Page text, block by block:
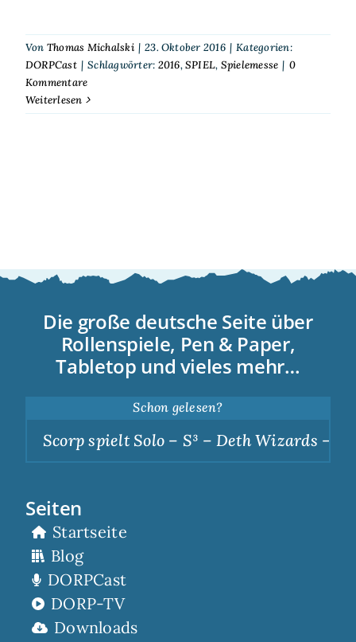
Von Thomas Michalski | 23. Oktober 2016 | Kategorien:
DORPCast | Schlagwörter: 2016,SPIEL, Spielemesse | 0
Kommentare
Weiterlesen
Die große deutsche Seite über
Rollenspiele, Pen & Paper,
Tabletop und vieles mehr…
Schon gelesen?
Scorp spielt Solo – S³ – Deth Wizards –
Seiten
Startseite
Blog
DORPCast
DORP-TV
Downloads